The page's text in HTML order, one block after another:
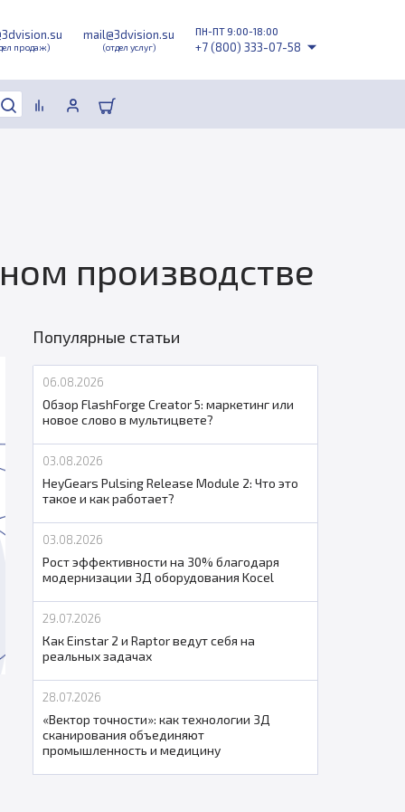
продаж)
mail@3dvision.su
(отдел услуг)
ПН-ПТ 9:00-18:00
+7 (800) 333-07-58
производстве
Популярные статьи
06.08.2026
Обзор FlashForge Creator 5: маркетинг или
новое слово в мультицвете?
03.08.2026
HeyGears Pulsing Release Module 2: Что это
такое и как работает?
03.08.2026
Рост эффективности на 30% благодаря
модернизации 3Д оборудования Kocel
29.07.2026
Как Einstar 2 и Raptor ведут себя на
реальных задачах
28.07.2026
«Вектор точности»: как технологии 3Д
сканирования объединяют
промышленность и медицину